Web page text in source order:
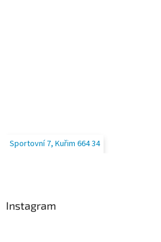
Sportovní 7, Kuřim 664 34
Instagram